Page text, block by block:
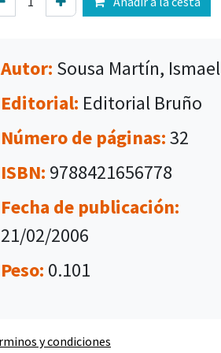
Autor: Sousa Martín, Ismael
Editorial: Editorial Bruño
Número de páginas:32
ISBN: 9788421656778
Fecha de publicación:
21/02/2006
Peso: 0.101
y condiciones